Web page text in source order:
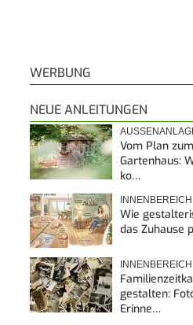
WERBUNG
NEUE ANLEITUNGEN
Vom Plan
Gartenhaus:
ko…
INNENBEREICH
Wie
das Zuhause
INNENBEREICH
gestalten:
Erinne…